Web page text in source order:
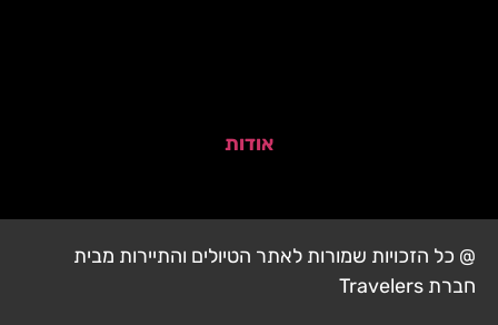
אודות
@ כל הזכויות שמורות לאתר הטיולים והתיירות מבית
חברת Travelers